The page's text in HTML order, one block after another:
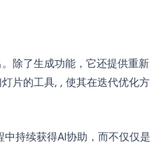
除了生成功能，它还提供重新
片的工具, , 使其在迭代优化方
中持续获得AI协助，而不仅仅是